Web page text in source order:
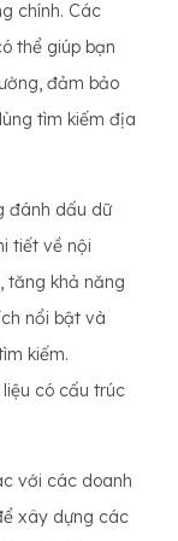
chính. Các
thể giúp bạn
đảm bảo
tìm kiếm địa
đánh dấu dữ
tiết về nội
tăng khả năng
nổi bật và
kiếm.
có cấu trúc
với các doanh
xây dựng các